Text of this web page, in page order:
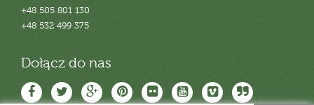
+48 505 801 130
+48 532 499 375
Dołącz do nas